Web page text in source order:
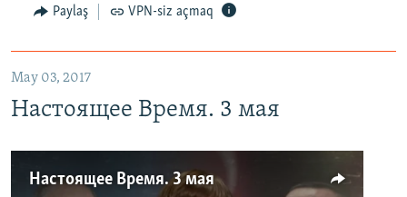
Paylaş VPN-siz açmaq
May 03, 2017
Настоящее Время. 3 мая
Настоящее Время. 3 мая